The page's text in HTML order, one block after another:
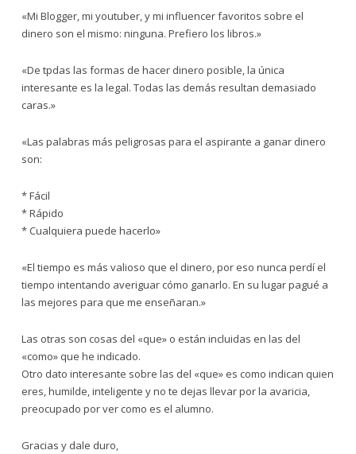
«Mi Blogger, mi youtuber, y mi influencer favoritos sobre el
dinero son el mismo: ninguna. Prefiero los libros.»
«De tpdas las formas de hacer dinero posible, la única
interesante es la legal. Todas las demás resultan demasiado
caras.»
«Las palabras más peligrosas para el aspirante a ganar dinero
son:
* Fácil
* Rápido
* Cualquiera puede hacerlo»
«El tiempo es más valioso que el dinero, por eso nunca perdí el
tiempo intentando averiguar cómo ganarlo. En su lugar pagué a
las mejores para que me enseñaran.»
Las otras son cosas del «que» o están incluidas en las del
«como» que he indicado.
Otro dato interesante sobre las del «que» es como indican quien
eres, humilde, inteligente y no te dejas llevar por la avaricia,
preocupado por ver como es el alumno.
Gracias y dale duro,